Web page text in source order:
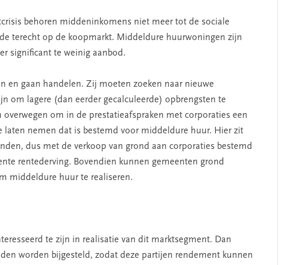
behoren middeninkomens niet meer tot de sociale
terecht op de koopmarkt. Middeldure huurwoningen zijn
significant te weinig aanbod.
en gaan handelen. Zij moeten zoeken naar nieuwe
om lagere (dan eerder gecalculeerde) opbrengsten te
om in de prestatieafspraken met corporaties een
laten nemen dat is bestemd voor middeldure huur. Hier zit
dus met de verkoop van grond aan corporaties bestemd
rentederving. Bovendien kunnen gemeenten grond
middeldure huur te realiseren.
te zijn in realisatie van dit marktsegment. Dan
worden bijgesteld, zodat deze partijen rendement kunnen
‘Met een integrale aanpak
kun je de jeugd beter
helpen’